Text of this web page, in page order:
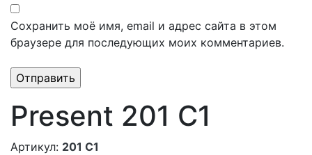
Сохранить моё имя, email и адрес сайта в этом
браузере для последующих моих комментариев.
Present 201 C1
Артикул: 201 C1